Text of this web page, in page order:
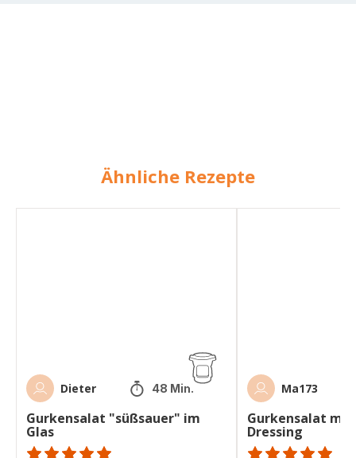
Ähnliche Rezepte
Dieter 48 Min.
Gurkensalat "süßsauer" im
Glas
Ma173
Gurkensalat mit
Dressing